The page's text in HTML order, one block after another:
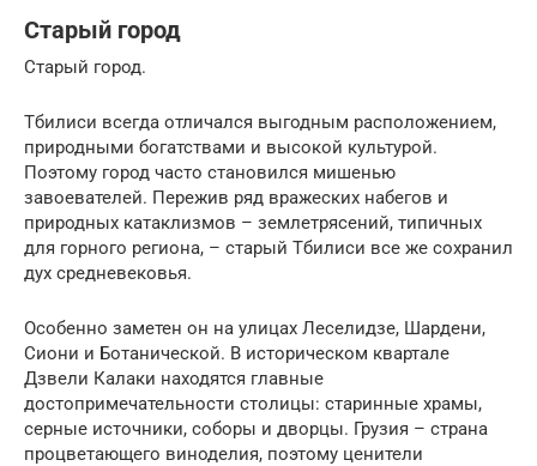
Старый город
Старый город.
Тбилиси всегда отличался выгодным расположением,
природными богатствами и высокой культурой.
Поэтому город часто становился мишенью
завоевателей. Пережив ряд вражеских набегов и
природных катаклизмов – землетрясений, типичных
для горного региона, – старый Тбилиси все же сохранил
дух средневековья.
Особенно заметен он на улицах Леселидзе, Шардени,
Сиони и Ботанической. В историческом квартале
Дзвели Калаки находятся главные
достопримечательности столицы: старинные храмы,
серные источники, соборы и дворцы. Грузия – страна
процветающего виноделия, поэтому ценители